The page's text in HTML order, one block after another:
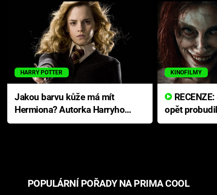
HARRY POTTER
Jakou barvu kůže má mít
Hermiona? Autorka Harryho
Pottera přišla s ráznou
KINOFILMY
opět
přichází s
POPULÁRNÍ POŘADY NA PRIMA COOL